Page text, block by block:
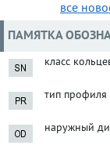
все
ПАМЯТКА
класс
тип профиля
наружный